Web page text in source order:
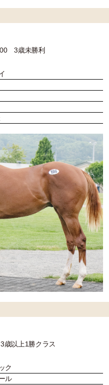
3歳未勝利
以上1勝クラス
ク
ル